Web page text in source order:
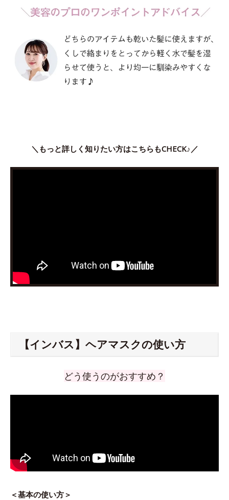
＼もっと詳しく知りたい方はこちらもCHECK♪／
【インバス】ヘアマスクの使い方
どう使うのがおすすめ？
＜基本の使い方＞